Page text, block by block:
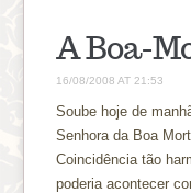
A Boa-
16/08/2008 AT 21:53
Soube hoje de
Senhora da Boa
Coincidência tão
poderia acontecer